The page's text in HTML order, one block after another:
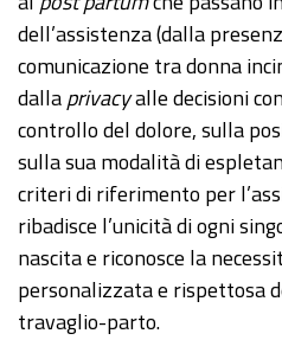
dell’assistenza (dalla
comunicazione tra donna
dallaprivacyalle decisioni
controllo del dolore, sulla
sulla sua modalità di
criteri di riferimento per
ribadisce l’unicità di ogni
nascita e riconosce la
personalizzata e rispettosa
travaglio-parto.